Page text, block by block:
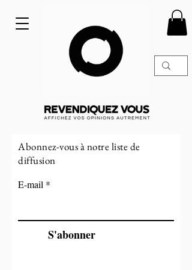
Abonnez-vous à notre liste de
diffusion
E-mail
S'abonner